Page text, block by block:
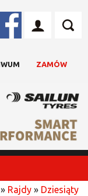
ZAMÓW
» Rajdy » Dziesiąty